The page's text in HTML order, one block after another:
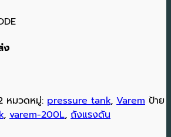
ง
หมวดหมู่: pressure tank, Varem ป้าย
, varem-200L, ถังแรงดัน